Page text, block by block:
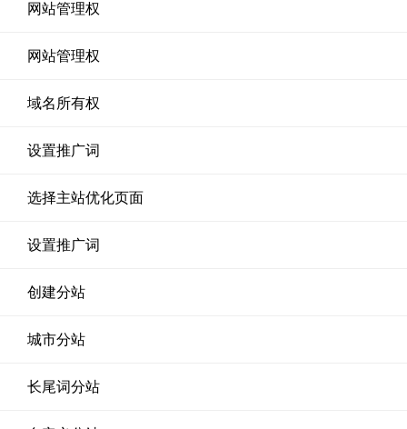
网站管理权
网站管理权
域名所有权
设置推广词
选择主站优化页面
设置推广词
创建分站
城市分站
长尾词分站